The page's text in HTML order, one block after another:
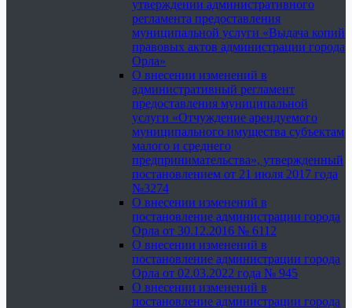
утверждении административного
регламента предоставления
муниципальной услуги «Выдача копий
правовых актов администрации города
Орла»
О внесении изменений в
административный регламент
предоставления муниципальной
услуги «Отчуждение арендуемого
муниципального имущества субъектам
малого и среднего
предпринимательства», утвержденный
постановлением от 21 июля 2017 года
№3274
О внесении изменений в
постановление администрации города
Орла от 30.12.2016 № 6112
О внесении изменений в
постановление администрации города
Орла от 02.03.2022 года № 945
О внесении изменений в
постановление администрации города